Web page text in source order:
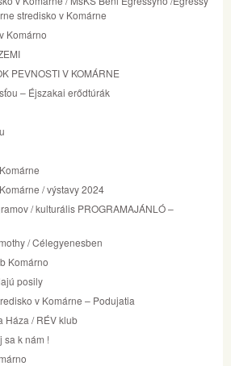
stredisko v Komárne
Komárno
PEVNOSTI V KOMÁRNE
– Éjszakai erődtúrák
/ výstavy 2024
/ kulturális PROGRAMAJÁNLÓ –
/ Célegyenesben
Komárno
posily
v Komárne – Podujatia
Háza / RÉV klub
sa k nám !